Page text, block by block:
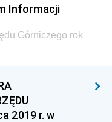
i Finansów
Informacji
Górniczego rok
2019 r. w